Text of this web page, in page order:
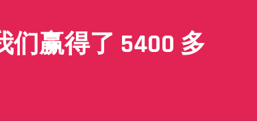
赢得了 5400 多